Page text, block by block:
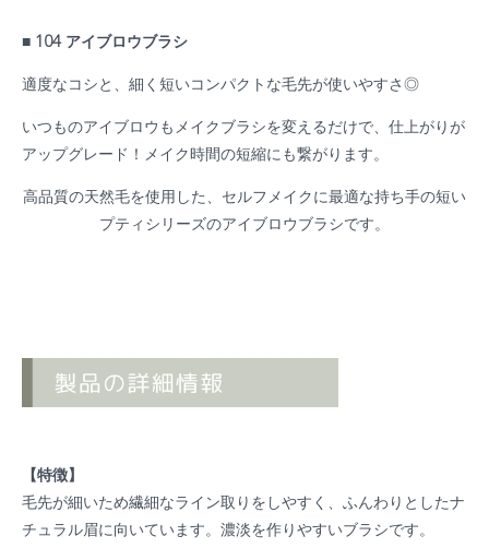
■ 104 アイブロウブラシ
適度なコシと、細く短いコンパクトな毛先が使いやすさ◎
いつものアイブロウもメイクブラシを変えるだけで、仕上がりが
アップグレード！メイク時間の短縮にも繋がります。
高品質の天然毛を使用した、セルフメイクに最適な持ち手の短い
プティシリーズのアイブロウブラシです。
【特徴】
毛先が細いため繊細なライン取りをしやすく、ふんわりとしたナ
チュラル眉に向いています。濃淡を作りやすいブラシです。